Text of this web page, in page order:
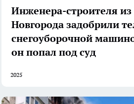
Инженера-строителя
Новгорода задобрили
снегоуборочной
он попал под суд
2025